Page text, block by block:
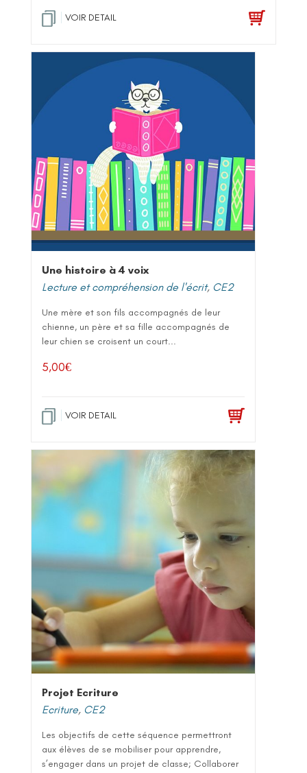
VOIR DETAIL
Une histoire à 4 voix
Lecture et compréhension de l'écrit, CE2
Une mère et son fils accompagnés de leur
chienne, un père et sa fille accompagnés de
leur chien se croisent un court...
5,00€
VOIR DETAIL
Projet Ecriture
Ecriture, CE2
Les objectifs de cette séquence permettront
aux élèves de se mobiliser pour apprendre,
s’engager dans un projet de classe; Collaborer